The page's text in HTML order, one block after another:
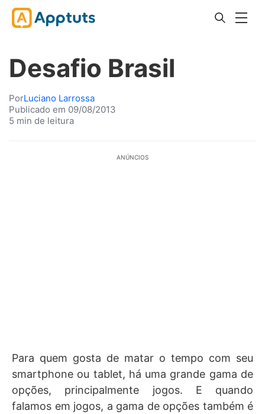
Desafio Brasil
PorLuciano Larrossa
Publicado em 09/08/2013
5 min de leitura
ANÚNCIOS
Para quem gosta de matar o tempo com seu
smartphone ou tablet, há uma grande gama de
opções, principalmente jogos. E quando
falamos em jogos, a gama de opções também é